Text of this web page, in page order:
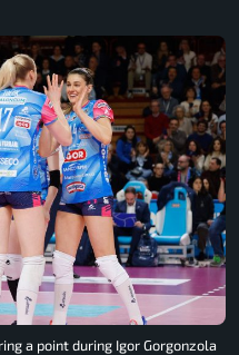
a point during Igor Gorgonzola